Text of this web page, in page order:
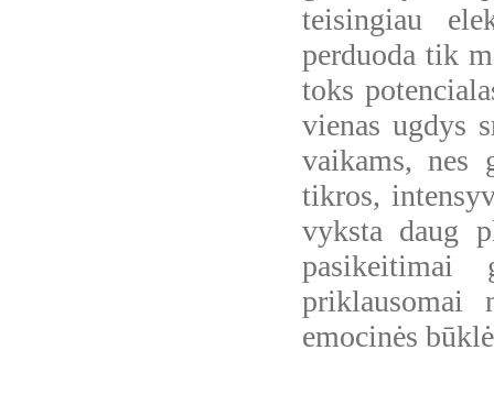
teisingiau
perduoda tik
toks
vienas ugdys
vaikams, nes
tikros,
vyksta daug
priklausomai
emocinės